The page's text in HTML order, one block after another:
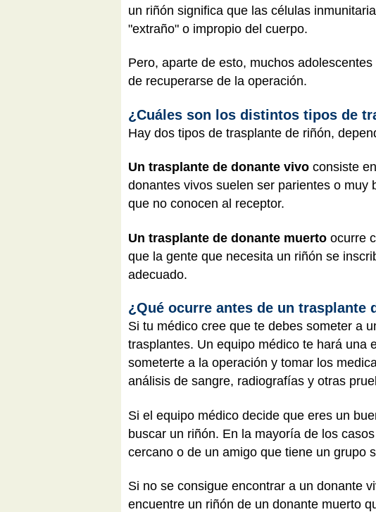
un riñón significa que las células
"extraño" o impropio del cuerpo.
Pero, aparte de esto, muchos
de recuperarse de la operación.
¿Cuáles son los distintos tipos de
Hay dos tipos de trasplante de riñón,
Un trasplante de donante vivo consiste
donantes vivos suelen ser parientes o
que no conocen al receptor.
Un trasplante de donante muerto ocurre
que la gente que necesita un riñón se
adecuado.
¿Qué ocurre antes de un trasplante
Si tu médico cree que te debes someter a
trasplantes. Un equipo médico te hará una
someterte a la operación y tomar los
análisis de sangre, radiografías y otras
Si el equipo médico decide que eres un
buscar un riñón. En la mayoría de los
cercano o de un amigo que tiene un grupo
Si no se consigue encontrar a un donante
encuentre un riñón de un donante muerto